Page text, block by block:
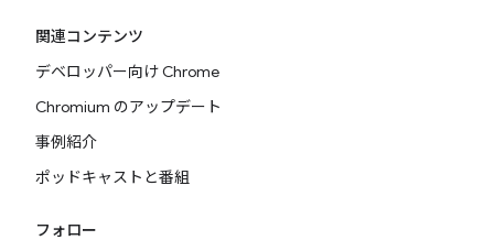
関連コンテンツ
デベロッパー向け Chrome
Chromium のアップデート
事例紹介
ポッドキャストと番組
フォロー